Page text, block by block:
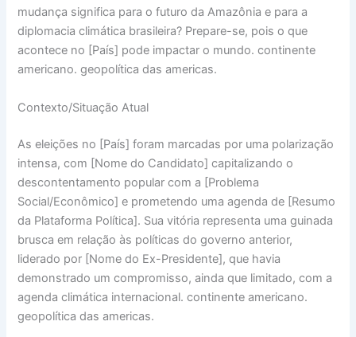
mudança significa para o futuro da Amazônia e para a
diplomacia climática brasileira? Prepare-se, pois o que
acontece no [País] pode impactar o mundo. continente
americano. geopolítica das americas.
Contexto/Situação Atual
As eleições no [País] foram marcadas por uma polarização
intensa, com [Nome do Candidato] capitalizando o
descontentamento popular com a [Problema
Social/Econômico] e prometendo uma agenda de [Resumo
da Plataforma Política]. Sua vitória representa uma guinada
brusca em relação às políticas do governo anterior,
liderado por [Nome do Ex-Presidente], que havia
demonstrado um compromisso, ainda que limitado, com a
agenda climática internacional. continente americano.
geopolítica das americas.